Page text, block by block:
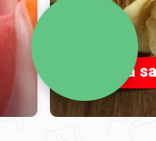
Salata